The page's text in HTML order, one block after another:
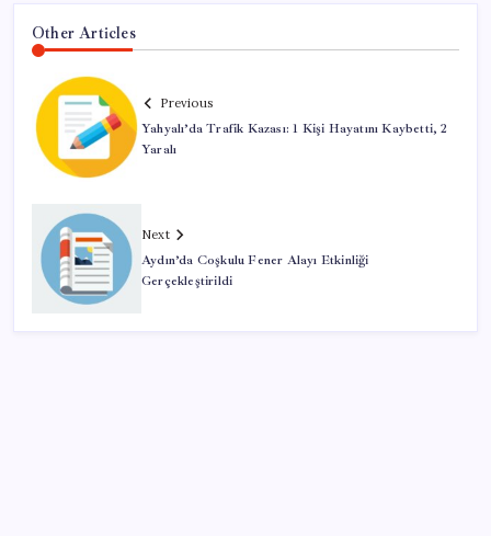
Other Articles
Previous
Yahyalı’da Trafik Kazası: 1 Kişi Hayatını Kaybetti, 2
Yaralı
Next
Aydın’da Coşkulu Fener Alayı Etkinliği
Gerçekleştirildi